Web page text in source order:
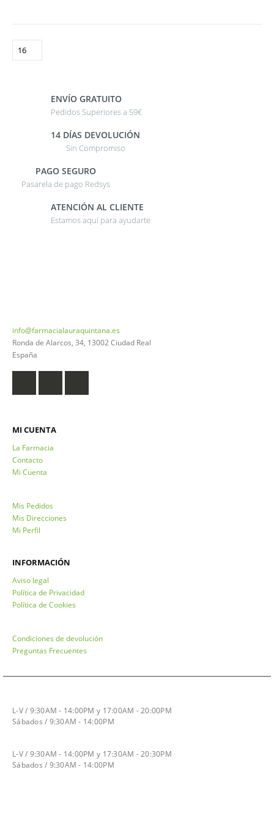
ENVÍO GRATUITO
Pedidos Superiores a 59€
14 DÍAS DEVOLUCIÓN
Sin Compromiso
PAGO SEGURO
Pasarela de pago Redsys
ATENCIÓN AL CLIENTE
Estamos aquí para ayudarte
info@farmacialauraquintana.es
Ronda de Alarcos, 34, 13002 Ciudad Real
España
MI CUENTA
La Farmacia
Contacto
Mi Cuenta
Mis Pedidos
Mis Direcciones
Mi Perfil
INFORMACIÓN
Aviso legal
Política de Privacidad
Política de Cookies
Condiciones de devolución
Preguntas Frecuentes
L-V / 9:30AM - 14:00PM y 17:00AM - 20:00PM
Sábados / 9:30AM - 14:00PM
L-V / 9:30AM - 14:00PM y 17:30AM - 20:30PM
Sábados / 9:30AM - 14:00PM